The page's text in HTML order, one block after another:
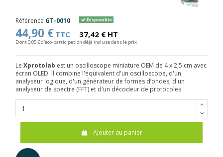
Référence GT-0010 Disponible
44,90 € TTC 37,42 € HT
Dont 0,05 € d'eco-participation déjà incluse dans le prix
Le Xprotolab est un oscilloscope miniature OEM de 4 x 2,5 cm avec
écran OLED. Il combine l'équivalent d'un oscilloscope, d'un
analyseur logique, d'un générateur de formes d’ondes, d'un
analyseur de spectre (FFT) et d'un décodeur de protocoles.
Ajouter au panier